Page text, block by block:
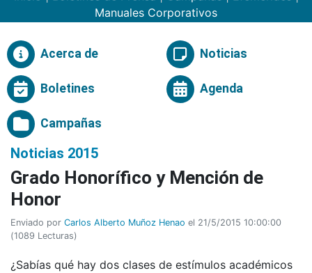
Manuales Corporativos
Acerca de Noticias
Boletines Agenda
Campañas
Noticias 2015
Grado Honorífico y Mención de
Honor
Enviado por Carlos Alberto Muñoz Henao el 21/5/2015 10:00:00
(1089 Lecturas)
¿Sabías qué hay dos clases de estímulos académicos